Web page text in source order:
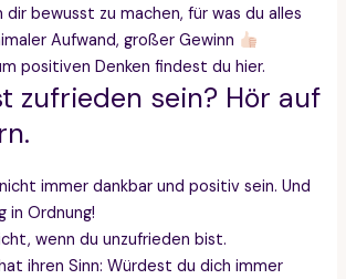
bewusst zu machen, für was du alles
Aufwand, großer Gewinn
positiven Denken findest du hier.
zufrieden sein? Hör auf
immer dankbar und positiv sein. Und
in Ordnung!
wenn du unzufrieden bist.
ihren Sinn: Würdest du dich immer